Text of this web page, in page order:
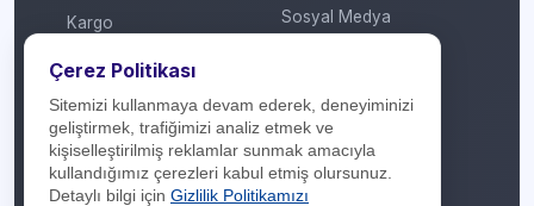
Kargo
Kripto Platformu
Kuru Temizleme
Kültür / Sanat
Sosyal Medya
Takas
Taksit Atlat
Temassız Ödeme
Çerez Politikası
Sitemizi kullanmaya devam ederek, deneyiminizi
geliştirmek, trafiğimizi analiz etmek ve
kişiselleştirilmiş reklamlar sunmak amacıyla
kullandığımız çerezleri kabul etmiş olursunuz.
Detaylı bilgi için Gizlilik Politikamızı